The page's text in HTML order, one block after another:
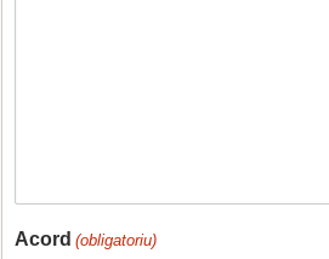
Acord (obligatoriu)